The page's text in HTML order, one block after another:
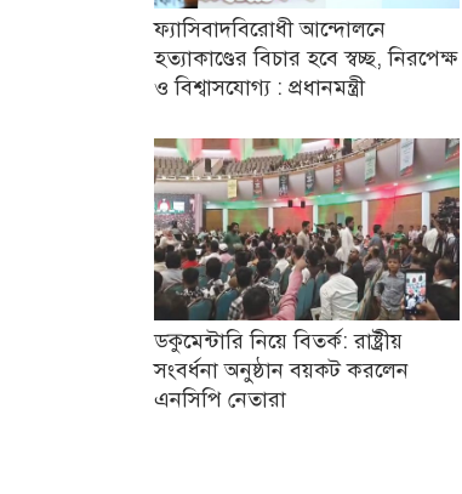
ফ্যাসিবাদবিরোধী আন্দোলনে
হত্যাকাণ্ডের বিচার হবে স্বচ্ছ, নিরপেক্ষ
ও বিশ্বাসযোগ্য : প্রধানমন্ত্রী
ডকুমেন্টারি নিয়ে বিতর্ক: রাষ্ট্রীয়
সংবর্ধনা অনুষ্ঠান বয়কট করলেন
এনসিপি নেতারা